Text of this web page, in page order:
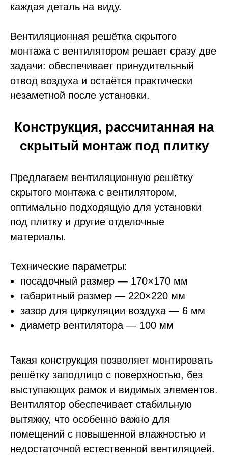
каждая деталь на виду.
Вентиляционная решётка скрытого
монтажа с вентилятором решает сразу две
задачи: обеспечивает принудительный
отвод воздуха и остаётся практически
незаметной после установки.
Конструкция, рассчитанная на
скрытый монтаж под плитку
Предлагаем вентиляционную решётку
скрытого монтажа с вентилятором,
оптимально подходящую для установки
под плитку и другие отделочные
материалы.
Технические параметры:
посадочный размер — 170×170 мм
габаритный размер — 220×220 мм
зазор для циркуляции воздуха — 6 мм
диаметр вентилятора — 100 мм
Такая конструкция позволяет монтировать
решётку заподлицо с поверхностью, без
выступающих рамок и видимых элементов.
Вентилятор обеспечивает стабильную
вытяжку, что особенно важно для
помещений с повышенной влажностью и
недостаточной естественной вентиляцией.